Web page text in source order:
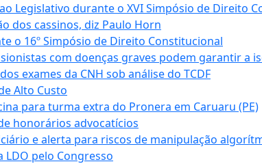
Legislativo durante o XVI Simpósio de Direito
dos cassinos, diz Paulo Horn
o 16º Simpósio de Direito Constitucional
com doenças graves podem garantir a
exames da CNH sob análise do TCDF
Alto Custo
para turma extra do Pronera em Caruaru (PE)
honorários advocatícios
e alerta para riscos de manipulação
pelo Congresso